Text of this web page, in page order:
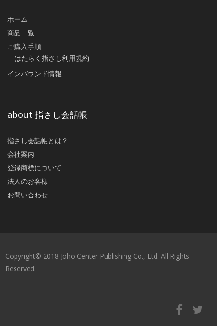
ホーム
商品一覧
ご購入手順
はたらく指さし利用規約
インバウンド情報
about 指さし会話帳
指さし会話帳とは？
会社案内
登録商標について
法人のお客様
お問い合わせ
Copyright© 2018 Joho Center Publishing Co., Ltd. All Rights
Reserved.